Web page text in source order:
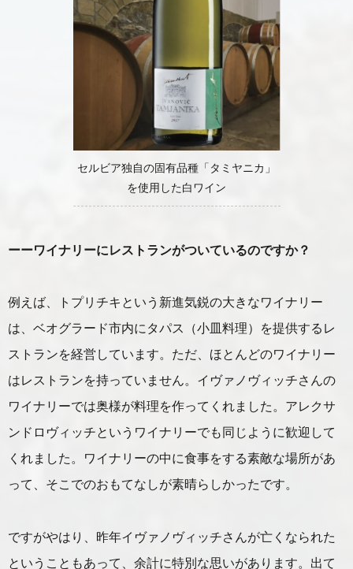
セルビア独自の固有品種「タミヤニカ」
を使用した白ワイン
ーーワイナリーにレストランがついているのですか？
例えば、トプリチキという新進気鋭の大きなワイナリー
は、ベオグラード市内にタパス（小皿料理）を提供するレ
ストランを経営しています。ただ、ほとんどのワイナリー
はレストランを持っていません。イヴァノヴィッチさんの
ワイナリーでは奥様が料理を作ってくれました。アレクサ
ンドロヴィッチというワイナリーでも同じように歓迎して
くれました。ワイナリーの中に食事をする素敵な場所があ
って、そこでのおもてなしが素晴らしかったです。
ですがやはり、昨年イヴァノヴィッチさんが亡くなられた
ということもあって、余計に特別な思いがあります。出て